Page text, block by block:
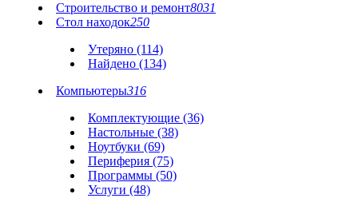
Строительство и ремонт8031
Стол находок250
Утеряно (114)
Найдено (134)
Компьютеры316
Комплектующие (36)
Настольные (38)
Ноутбуки (69)
Периферия (75)
Программы (50)
Услуги (48)